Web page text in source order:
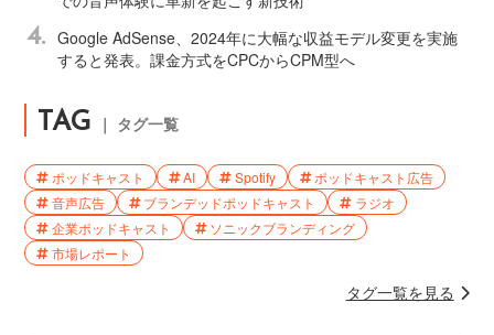
4. Google AdSense、2024年に大幅な収益モデル変更を実施
すると発表。課金方式をCPCからCPM型へ
TAG ｜ タグ一覧
ポッドキャスト AI Spotify
ポッドキャスト広告
音声広告
ブランデッドポッドキャスト
ラジオ
企業ポッドキャスト
ソニックブランディング
市場レポート
タグ一覧を見る